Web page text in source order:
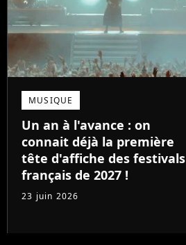
MUSIQUE
Un an à l'avance : on
connait déjà la première
tête d'affiche des festivals
français de 2027 !
23 juin 2026